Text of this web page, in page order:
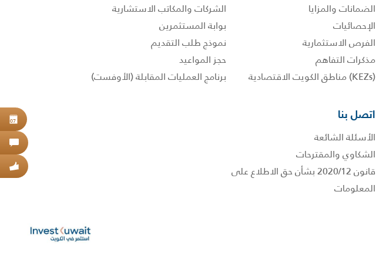
الضمانات والمزايا
الإحصائيات
الفرص الاستثمارية
مذكرات التفاهم
(KEZs) مناطق الكويت الاقتصادية
الشركات والمكاتب الاستشارية
بوابة المستثمرين
نموذج طلب التقديم
حجز المواعيد
برنامج العمليات المقابلة (الأوفست)
اتصل بنا
الأسئلة الشائعة
الشكاوي والمقترحات
قانون 2020/12 بشأن حق الاطلاع على
المعلومات
07